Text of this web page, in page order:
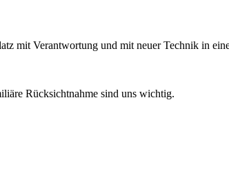
mit Verantwortung und mit neuer Technik in
Rücksichtnahme sind uns wichtig.